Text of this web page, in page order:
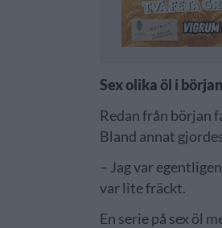
Sex olika öl i början
Redan från början
Bland annat
– Jag var
var lite fräckt.
En serie på sex öl